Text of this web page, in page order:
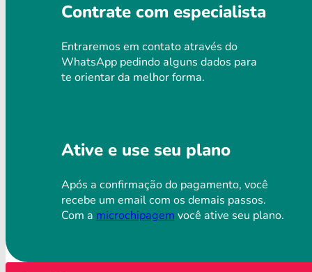
Contrate com especialista
Entraremos em contato através do
WhatsApp pedindo alguns dados para
te orientar da melhor forma.
Ative e use seu plano
Após a confirmação do pagamento, você
recebe um email com os demais passos.
Com a microchipagem você ative seu plano.